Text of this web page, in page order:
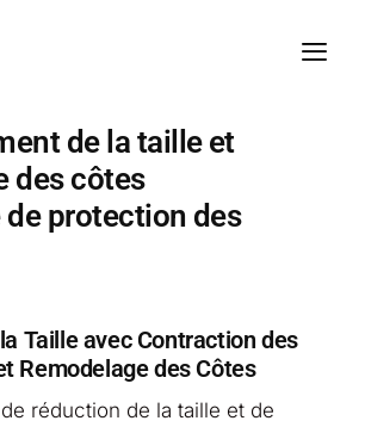
de la taille et
des côtes
protection des
Taille avec Contraction des
Remodelage des Côtes
réduction de la taille et de